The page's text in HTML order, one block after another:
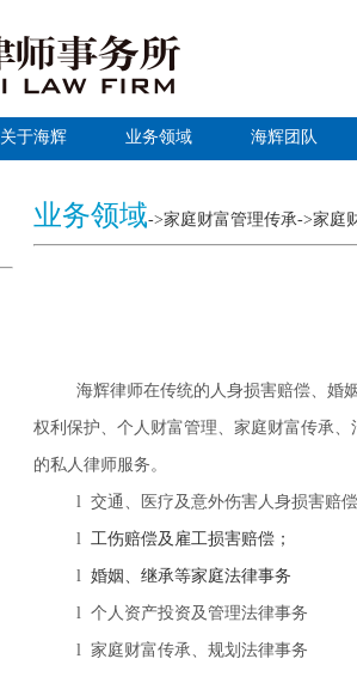
关于海辉 业务领域 海辉团队
业务领域->家庭财富管理传承->家庭
海辉律师在传统的人身损害赔偿、婚
权利保护、个人财富管理、家庭财富传承
的私人律师服务。
l 交通、医疗及意外伤害人身损害赔
l 工伤赔偿及雇工损害赔偿；
l 婚姻、继承等家庭法律事务
l 个人资产投资及管理法律事务
l 家庭财富传承、规划法律事务